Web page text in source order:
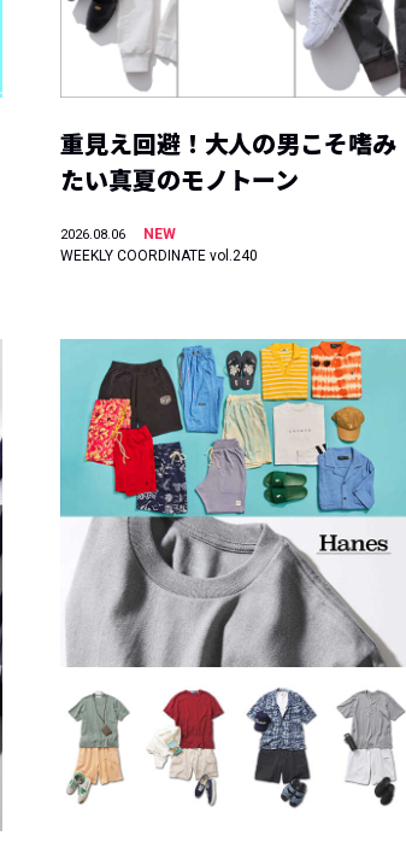
重見え回避！大人の男こそ嗜み
たい真夏のモノトーン
2026.08.06
NEW
WEEKLY COORDINATE vol.240